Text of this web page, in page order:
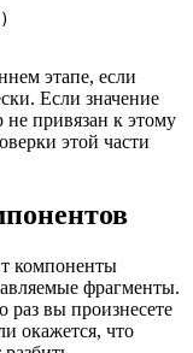
этапе, если
Если значение
не привязан к этому
этой части
компоненты
фрагменты.
раз вы произнесете
окажется, что